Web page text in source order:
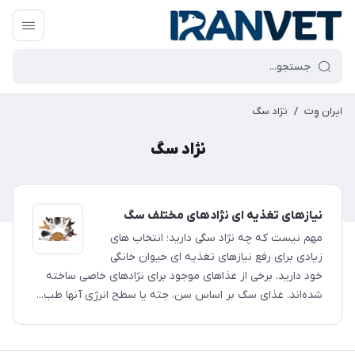
ایران وِت / نژاد سگ
نژاد سگ
نیازهای تغذیه ای نژادهای مختلف سگ
مهم نیست که چه نژاد سگی دارید؛ انتخاب های
زیادی برای رفع نیازهای تغذیه ای حیوان خانگی
خود دارید. برخی از غذاهای موجود برای نژادهای خاصی ساخته
شده‌اند. غذای سگ بر اساس سن، جثه یا سطح انرژی آنها طب...